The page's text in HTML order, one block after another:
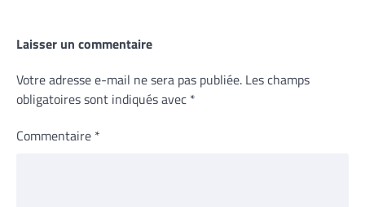
Laisser un commentaire
Votre adresse e-mail ne sera pas publiée. Les champs
obligatoires sont indiqués avec *
Commentaire *